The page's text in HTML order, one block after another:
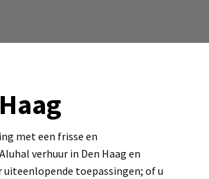
met een frisse en
verhuur in Den Haag en
toepassingen; of u